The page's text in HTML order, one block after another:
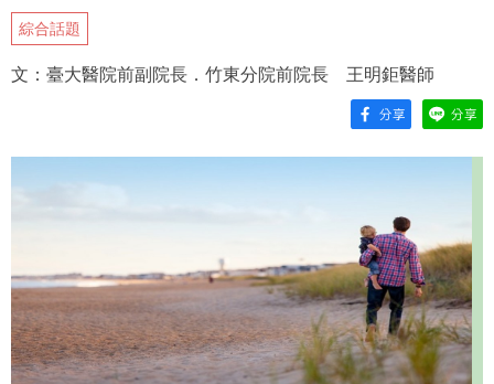
綜合話題
文：臺大醫院前副院長．竹東分院前院長 王明鉅醫師